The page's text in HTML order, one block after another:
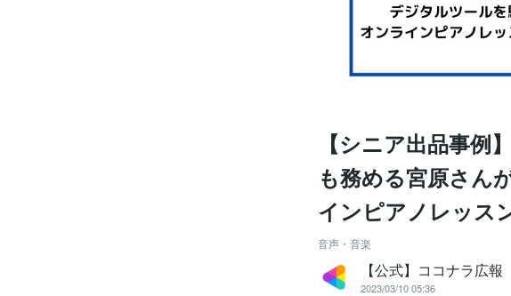
【シニア出品事例
も務める宮原さん
インピアノレッス
音声・音楽
【公式】ココナラ広報
2023/03/10 05:36